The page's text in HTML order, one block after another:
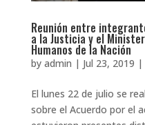
Reunión entre
a la Justicia y el
Humanos de la Nación
by admin | Jul 23, 2019 |
El lunes 22 de julio se
sobre el Acuerdo por el